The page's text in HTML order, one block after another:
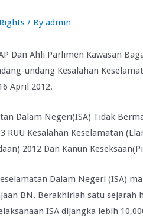
/ Byadmin
Dan Ahli Parlimen Kawasan
undang Kesalahan
April 2012.
Dalam Negeri(ISA) Tidak
RUU Kesalahan Keselamatan
2012 Dan Kanun
Dalam Negeri (ISA)
BN. Berakhirlah satu sejarah
ISA dijangka lebih